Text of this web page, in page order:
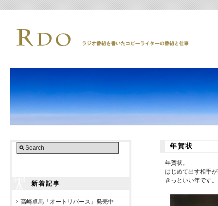
新着記事
高崎卓馬「オートリバース」発売中
年賀状
年賀状。
はじめて出す相手
きっといい年です。